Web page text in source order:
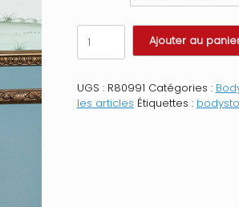
quantité
de
Nuisette
de
corps
Ajouter au
UGS : R80991 Catégories :
les articles Étiquettes :